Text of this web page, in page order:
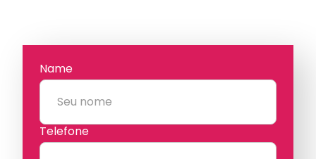
Name
Telefone